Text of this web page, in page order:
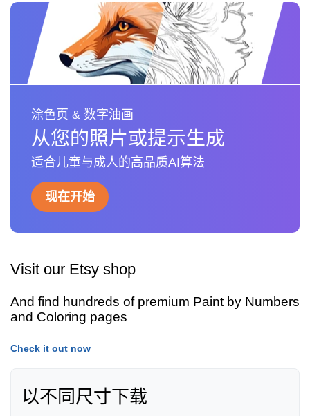
涂色页 & 数字油画
从您的照片或提示生成
适合儿童与成人的高品质AI算法
现在开始
Visit our Etsy shop
And find hundreds of premium Paint by Numbers
and Coloring pages
Check it out now
以不同尺寸下载